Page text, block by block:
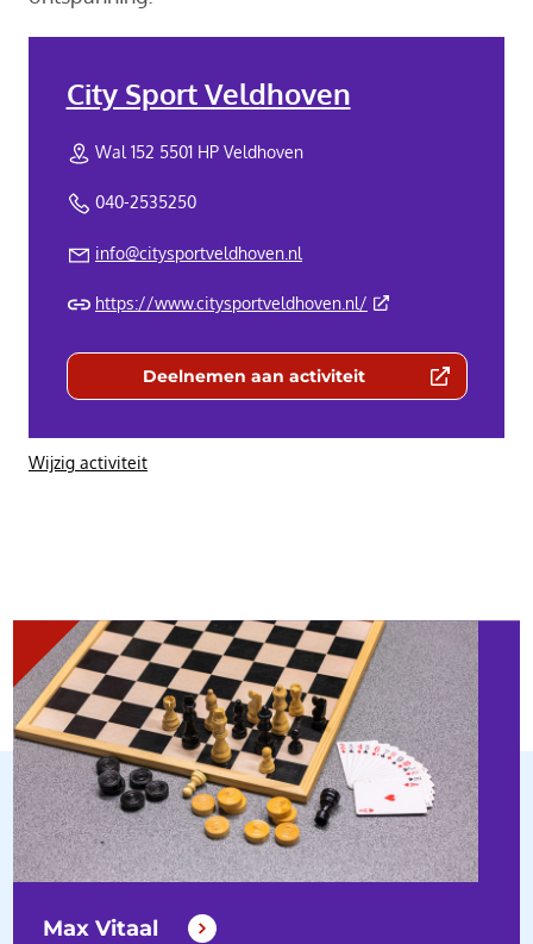
City Sport Veldhoven
Wal 152 5501 HP Veldhoven
040-2535250
info@citysportveldhoven.nl
https://www.citysportveldhoven.nl/ (Deze link gaat naar
Deelnemen aan activiteit(Deze link gaat naar een externe
Wijzig activiteit
Max Vitaal